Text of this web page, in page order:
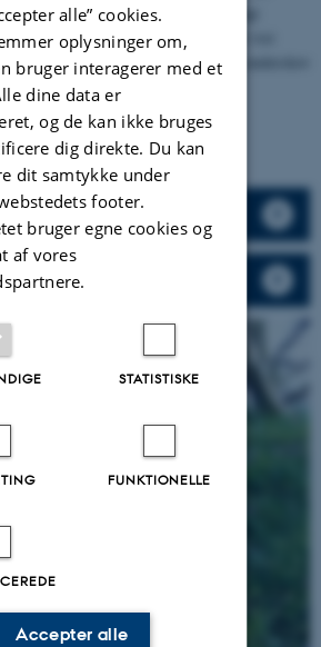
overfladen eller med særligt kalkholdigt
arter, og der kan være et vist
på muld (9130). Der kan være en underskov
træer og en rig bundflora.
af habitattyperne
naturtyperne
alle” cookies.
oplysninger om,
bruger interagerer med et
dine data er
og de kan ikke bruges
dig direkte. Du kan
dit samtykke under
footer.
bruger egne cookies og
af vores
STATISTISKE
FUNKTIONELLE
Accepter alle